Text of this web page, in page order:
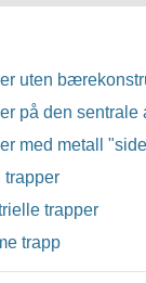
uten
på den sentrale
med metall
trapper
trapper
trapp